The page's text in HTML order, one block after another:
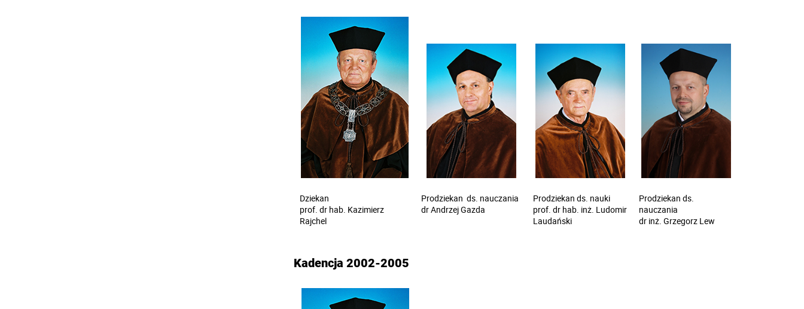
Dziekan
prof. dr hab. Kazimierz
Rajchel
Prodziekan ds. nauczania
dr Andrzej Gazda
Prodziekan ds. nauki
prof. dr hab. inż. Ludomir
Laudański
Prodziekan ds.
nauczania
dr inż. Grzegorz Lew
Kadencja 2002-2005